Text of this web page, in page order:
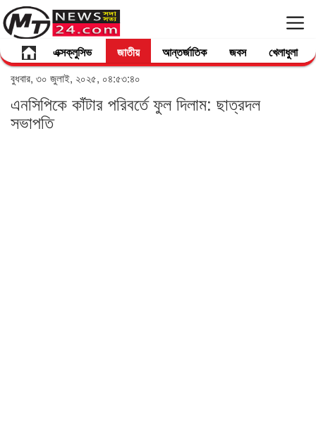
এক্সক্লুসিভ জাতীয় আন্তর্জাতিক জবস খেলাধুলা
বুধবার, ৩০ জুলাই, ২০২৫, ০৪:৫৩:৪০
এনসিপিকে কাঁটার পরিবর্তে ফুল দিলাম: ছাত্রদল
সভাপতি